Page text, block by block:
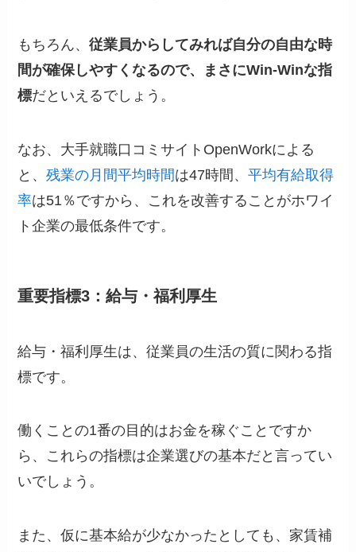
もちろん、従業員からしてみれば自分の自由な時
間が確保しやすくなるので、まさにWin-Winな指
標だといえるでしょう。
なお、大手就職口コミサイトOpenWorkによる
と、残業の月間平均時間は47時間、平均有給取得
率は51％ですから、これを改善することがホワイ
ト企業の最低条件です。
重要指標3：給与・福利厚生
給与・福利厚生は、従業員の生活の質に関わる指
標です。
働くことの1番の目的はお金を稼ぐことですか
ら、これらの指標は企業選びの基本だと言ってい
いでしょう。
また、仮に基本給が少なかったとしても、家賃補